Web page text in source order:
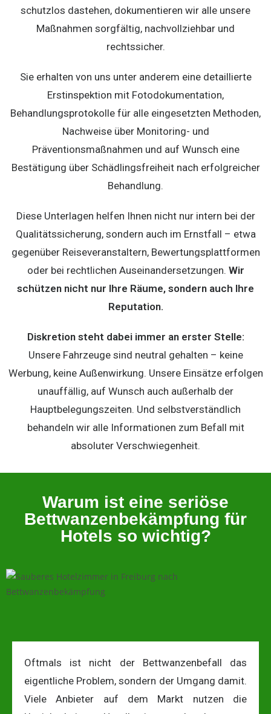
schutzlos dastehen, dokumentieren wir alle unsere
Maßnahmen sorgfältig, nachvollziehbar und
rechtssicher.
Sie erhalten von uns unter anderem eine detaillierte
Erstinspektion mit Fotodokumentation,
Behandlungsprotokolle für alle eingesetzten Methoden,
Nachweise über Monitoring- und
Präventionsmaßnahmen und auf Wunsch eine
Bestätigung über Schädlingsfreiheit nach erfolgreicher
Behandlung.
Diese Unterlagen helfen Ihnen nicht nur intern bei der
Qualitätssicherung, sondern auch im Ernstfall – etwa
gegenüber Reiseveranstaltern, Bewertungsplattformen
oder bei rechtlichen Auseinandersetzungen. Wir
schützen nicht nur Ihre Räume, sondern auch Ihre
Reputation.
Diskretion steht dabei immer an erster Stelle:
Unsere Fahrzeuge sind neutral gehalten – keine
Werbung, keine Außenwirkung. Unsere Einsätze erfolgen
unauffällig, auf Wunsch auch außerhalb der
Hauptbelegungszeiten. Und selbstverständlich
behandeln wir alle Informationen zum Befall mit
absoluter Verschwiegenheit.
Warum ist eine seriöse
Bettwanzenbekämpfung für
Hotels so wichtig?
Oftmals ist nicht der Bettwanzenbefall das
eigentliche Problem, sondern der Umgang damit.
Viele Anbieter auf dem Markt nutzen die